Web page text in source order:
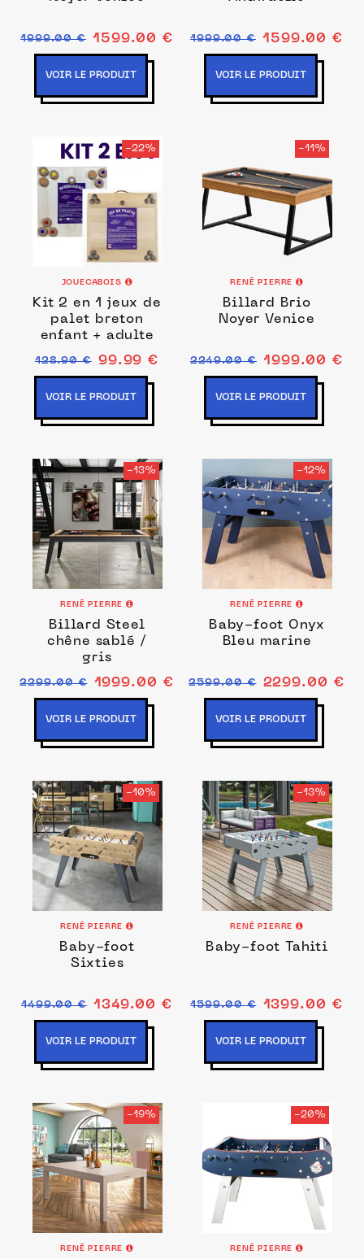
1999.00 € 1599.00 €
VOIR LE PRODUIT
1999.00 € 1599.00 €
VOIR LE PRODUIT
-22%
JOUECABOIS
Kit 2 en 1 jeux de
palet breton
enfant + adulte
128.90 € 99.99 €
VOIR LE PRODUIT
-11%
RENÉ PIERRE
Billard Brio
Noyer Venice
2249.00 € 1999.00 €
VOIR LE PRODUIT
-13%
RENÉ PIERRE
Billard Steel
chêne sablé /
gris
2299.00 € 1999.00 €
VOIR LE PRODUIT
-12%
RENÉ PIERRE
Baby-foot Onyx
Bleu marine
2599.00 € 2299.00 €
VOIR LE PRODUIT
-10%
RENÉ PIERRE
Baby-foot
Sixties
1499.00 € 1349.00 €
VOIR LE PRODUIT
-13%
RENÉ PIERRE
Baby-foot Tahiti
1599.00 € 1399.00 €
VOIR LE PRODUIT
-19%
RENÉ PIERRE
-20%
RENÉ PIERRE